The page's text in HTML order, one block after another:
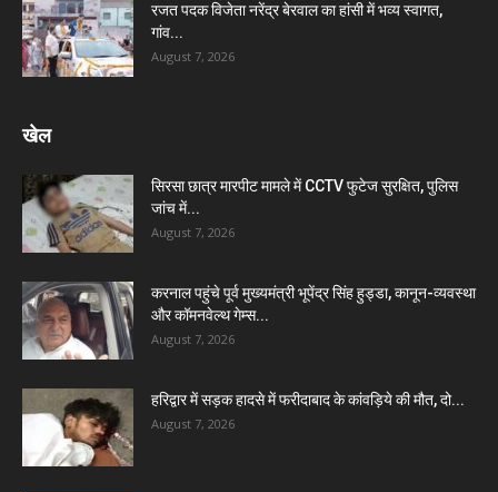
रजत पदक विजेता नरेंद्र बेरवाल का हांसी में भव्य स्वागत,
गांव...
August 7, 2026
खेल
सिरसा छात्र मारपीट मामले में CCTV फुटेज सुरक्षित, पुलिस
जांच में...
August 7, 2026
करनाल पहुंचे पूर्व मुख्यमंत्री भूपेंद्र सिंह हुड्डा, कानून-व्यवस्था
और कॉमनवेल्थ गेम्स...
August 7, 2026
हरिद्वार में सड़क हादसे में फरीदाबाद के कांवड़िये की मौत, दो...
August 7, 2026